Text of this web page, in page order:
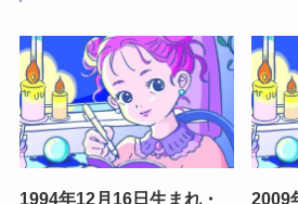
1994年12月16日生まれ・
2009